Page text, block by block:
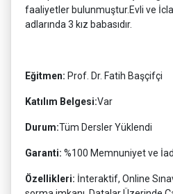
faaliyetler bulunmuştur.Evli ve
adlarında 3 kız babasıdır.
Eğitmen: Prof. Dr. Fatih Başçifçi
Katılım Belgesi:Var
Durum:Tüm Dersler Yüklendi
Garanti: %100 Memnuniyet ve
Özellikleri: İnteraktif, Online